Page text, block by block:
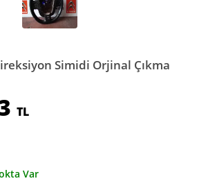
Simidi Orjinal Çıkma
TL
Var